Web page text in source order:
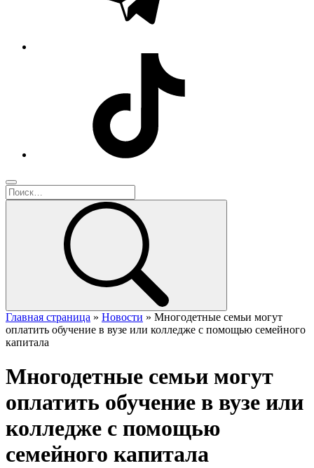
Главная страница » Новости » Многодетные семьи могут
оплатить обучение в вузе или колледже с помощью семейного
капитала
Многодетные семьи могут
оплатить обучение в вузе или
колледже с помощью
семейного капитала